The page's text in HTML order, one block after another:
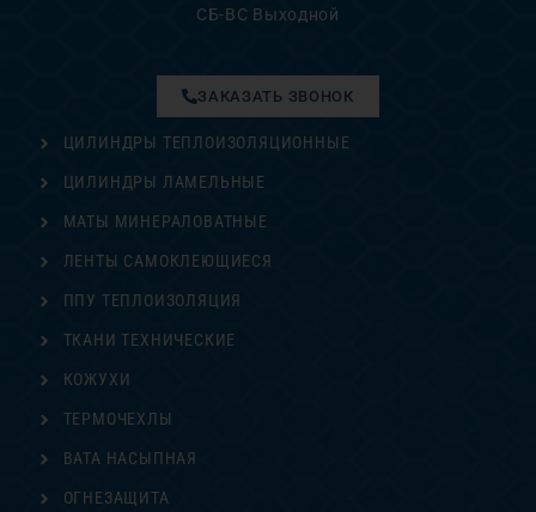
СБ-ВС Выходной
ЦИЛИНДРЫ ТЕПЛОИЗОЛЯЦИОННЫЕ
ЦИЛИНДРЫ ЛАМЕЛЬНЫЕ
МАТЫ МИНЕРАЛОВАТНЫЕ
ЛЕНТЫ САМОКЛЕЮЩИЕСЯ
ППУ ТЕПЛОИЗОЛЯЦИЯ
ТКАНИ ТЕХНИЧЕСКИЕ
ЗАКАЗАТЬ ЗВОНОК
КОЖУХИ
ТЕРМОЧЕХЛЫ
ВАТА НАСЫПНАЯ
ОГНЕЗАЩИТА